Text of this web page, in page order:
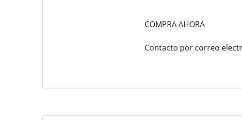
COMPRA AHORA
Contacto por correo